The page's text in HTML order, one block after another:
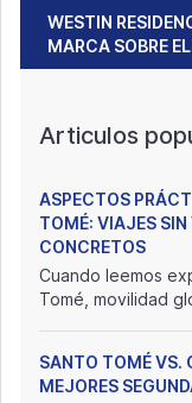
WESTIN
MARCA SOBRE
Articulos
ASPECTOS
TOMÉ: VIAJES
CONCRETOS
Cuando leemos
Tomé, movilidad
SANTO TOMÉ VS.
MEJORES